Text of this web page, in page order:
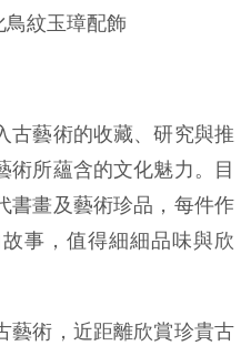
鳥紋玉璋配飾
古藝術的收藏、研究與推
術所蘊含的文化魅力。目
書畫及藝術珍品，每件作
事，值得細細品味與欣
藝術，近距離欣賞珍貴古